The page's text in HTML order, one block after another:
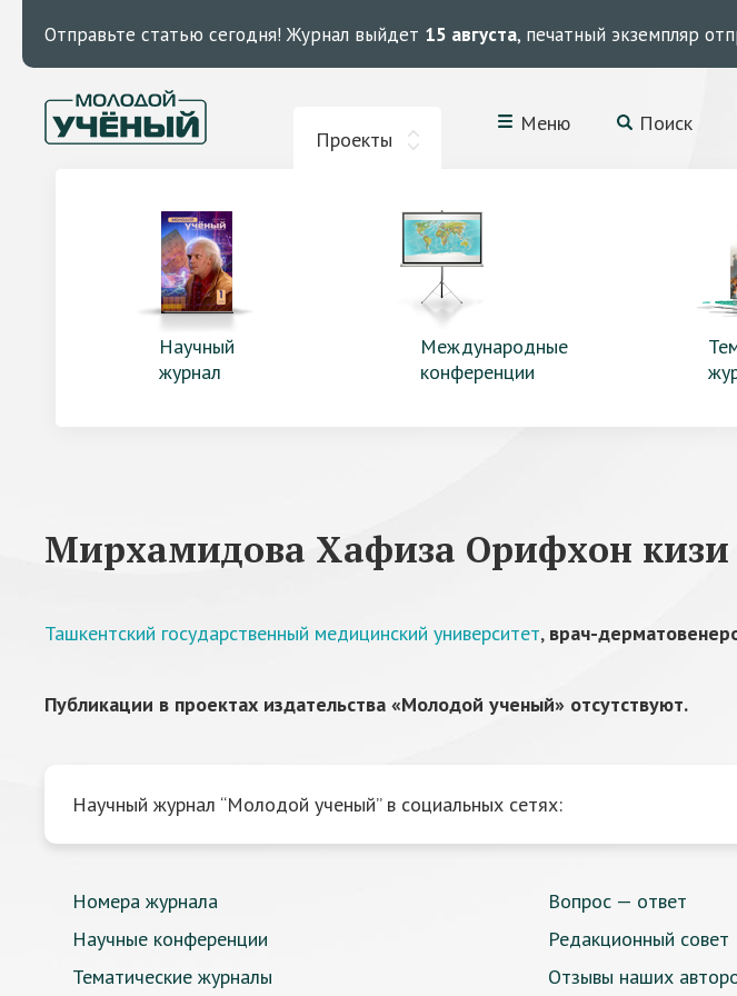
Отправьте статью сегодня! Журнал выйдет 15 августа, печатный экземпляр
Проекты
Меню Поиск
Научный
журнал
Международные
конференции
Мирхамидова Хафиза Орифхон кизи
Ташкентский государственный медицинский университет, врач-
Публикации в проектах издательства «Молодой ученый» отсутствуют.
Научный журнал “Молодой ученый” в социальных сетях:
Номера журнала
Научные конференции
Тематические журналы
Вопрос — ответ
Редакционный совет
Отзывы наших